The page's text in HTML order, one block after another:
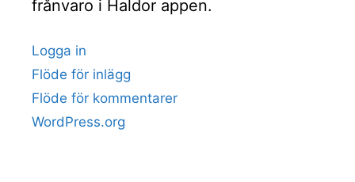
frånvaro i Haldor appen.
Logga in
Flöde för inlägg
Flöde för kommentarer
WordPress.org